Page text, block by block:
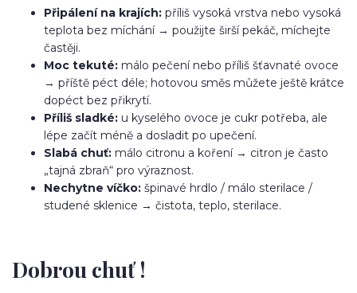
Připálení na krajích: příliš vysoká vrstva nebo vysoká
teplota bez míchání → použijte širší pekáč, míchejte
častěji.
Moc tekuté: málo pečení nebo příliš šťavnaté ovoce
→ příště péct déle; hotovou směs můžete ještě krátce
dopéct bez přikrytí.
Příliš sladké: u kyselého ovoce je cukr potřeba, ale
lépe začít méně a dosladit po upečení.
Slabá chuť: málo citronu a koření → citron je často
„tajná zbraň“ pro výraznost.
Nechytne víčko: špinavé hrdlo / málo sterilace /
studené sklenice → čistota, teplo, sterilace.
Dobrou chuť !